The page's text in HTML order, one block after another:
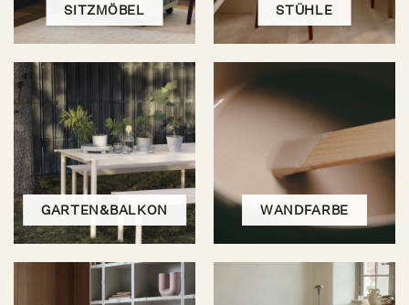
SITZMÖBEL STÜHLE
GARTEN&BALKON WANDFARBE